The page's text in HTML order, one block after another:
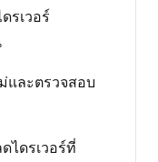
รเวอร์
และตรวจสอบ
ไดรเวอร์ที่